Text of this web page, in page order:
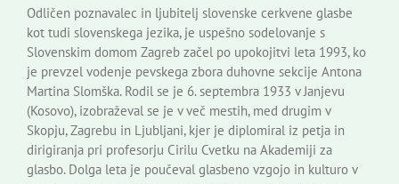
Novi odmev – naše glasilo
Založništvo
Koristne informacije
Odličen poznavalec in ljubitelj slovenske cerkvene glasbe
kot tudi slovenskega jezika, je uspešno sodelovanje s
Slovenskim domom Zagreb začel po upokojitvi leta 1993, ko
je prevzel vodenje pevskega zbora duhovne sekcije Antona
Martina Slomška. Rodil se je 6. septembra 1933 v Janjevu
(Kosovo), izobraževal se je v več mestih, med drugim v
Skopju, Zagrebu in Ljubljani, kjer je diplomiral iz petja in
dirigiranja pri profesorju Cirilu Cvetku na Akademiji za
glasbo. Dolga leta je poučeval glasbeno vzgojo in kulturo v